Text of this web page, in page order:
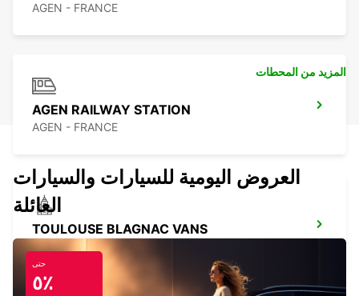
AGEN - FRANCE
AGEN RAILWAY STATION
AGEN - FRANCE
TOULOUSE BLAGNAC VANS
BLAGNAC - FRANCE
المزيد من المحطات
العروض اليومية للسيارات والسيارات
العائلة
حتى
٥٪